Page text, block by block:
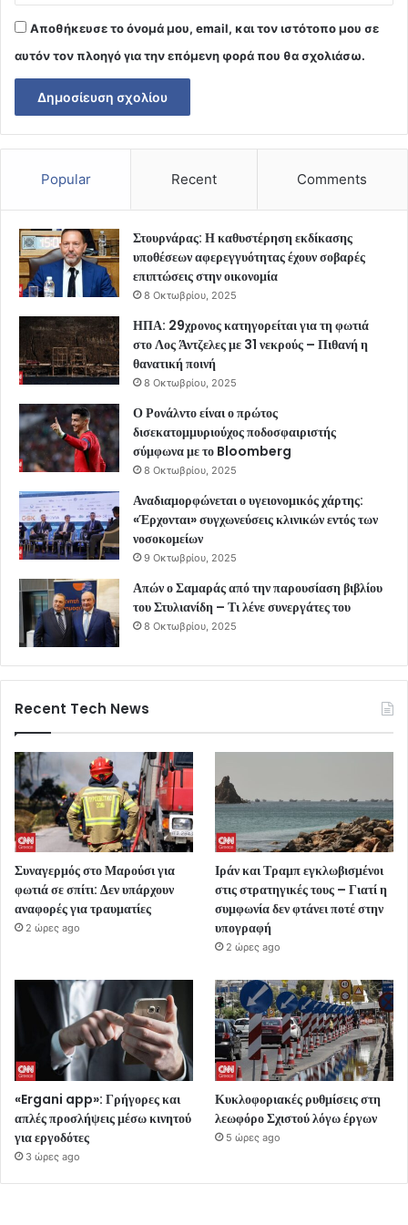
Αποθήκευσε το όνομά μου, email, και τον ιστότοπο μου σε
αυτόν τον πλοηγό για την επόμενη φορά που θα σχολιάσω.
Popular Recent Comments
Στουρνάρας: Η καθυστέρηση εκδίκασης
υποθέσεων αφερεγγυότητας έχουν σοβαρές
επιπτώσεις στην οικονομία
8 Οκτωβρίου, 2025
ΗΠΑ: 29χρονος κατηγορείται για τη φωτιά
στο Λος Άντζελες με 31 νεκρούς – Πιθανή η
θανατική ποινή
8 Οκτωβρίου, 2025
Ο Ρονάλντο είναι ο πρώτος
δισεκατομμυριούχος ποδοσφαιριστής
σύμφωνα με το Bloomberg
8 Οκτωβρίου, 2025
Αναδιαμορφώνεται ο υγειονομικός χάρτης:
«Έρχονται» συγχωνεύσεις κλινικών εντός των
νοσοκομείων
9 Οκτωβρίου, 2025
Απών ο Σαμαράς από την παρουσίαση βιβλίου
του Στυλιανίδη – Τι λένε συνεργάτες του
8 Οκτωβρίου, 2025
Recent Tech News
Συναγερμός στο Μαρούσι για
φωτιά σε σπίτι: Δεν υπάρχουν
αναφορές για τραυματίες
2 ώρες ago
Ιράν και Τραμπ εγκλωβισμένοι
στις στρατηγικές τους – Γιατί η
συμφωνία δεν φτάνει ποτέ στην
υπογραφή
2 ώρες ago
«Ergani app»: Γρήγορες και
απλές προσλήψεις μέσω κινητού
για εργοδότες
3 ώρες ago
Κυκλοφοριακές ρυθμίσεις στη
λεωφόρο Σχιστού λόγω έργων
5 ώρες ago